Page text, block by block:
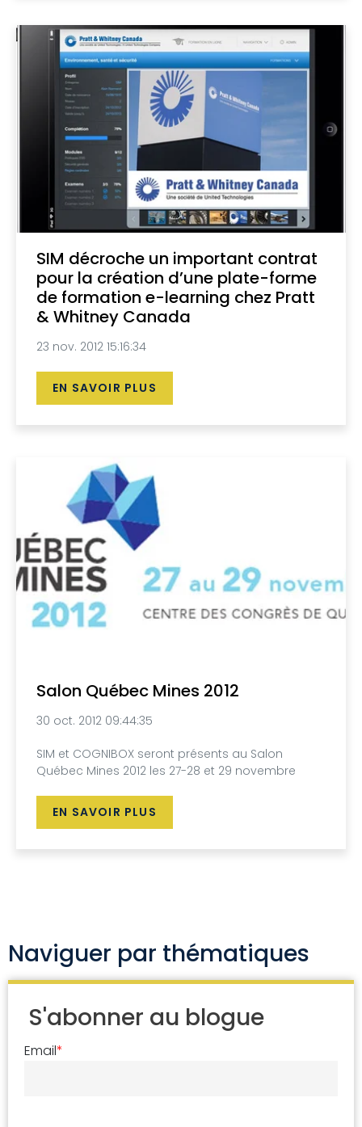
SIM décroche un important contrat
pour la création d’une plate-forme
de formation e-learning chez Pratt
& Whitney Canada
23 nov. 2012 15:16:34
EN SAVOIR PLUS
Salon Québec Mines 2012
30 oct. 2012 09:44:35
SIM et COGNIBOX seront présents au Salon
Québec Mines 2012 les 27-28 et 29 novembre
EN SAVOIR PLUS
Naviguer par thématiques
S'abonner au blogue
Email*